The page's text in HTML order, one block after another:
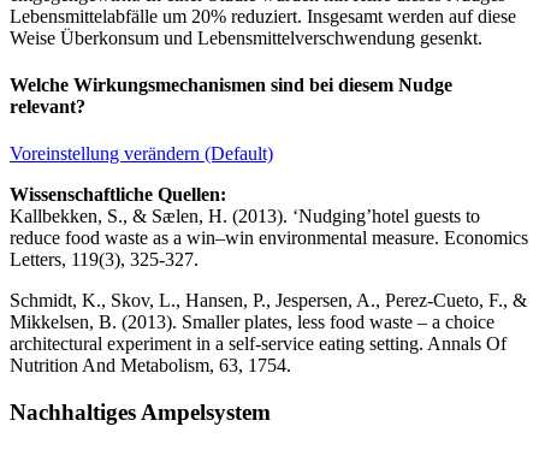
Lebensmittelabfälle um 20% reduziert. Insgesamt werden auf diese
Weise Überkonsum und Lebensmittelverschwendung gesenkt.
Welche Wirkungsmechanismen sind bei diesem Nudge
relevant?
Voreinstellung verändern (Default)
Wissenschaftliche Quellen:
Kallbekken, S., & Sælen, H. (2013). ‘Nudging’hotel guests to
reduce food waste as a win–win environmental measure. Economics
Letters, 119(3), 325-327.
Schmidt, K., Skov, L., Hansen, P., Jespersen, A., Perez-Cueto, F., &
Mikkelsen, B. (2013). Smaller plates, less food waste – a choice
architectural experiment in a self-service eating setting. Annals Of
Nutrition And Metabolism, 63, 1754.
Nachhaltiges Ampelsystem